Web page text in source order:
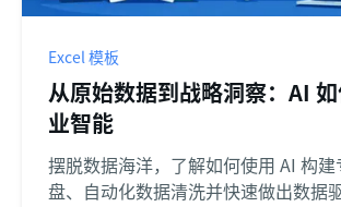
Excel 模板
从原始数据到战略洞察：AI
业智能
摆脱数据海洋，了解如何使用 AI 构
盘、自动化数据清洗并快速做出数据